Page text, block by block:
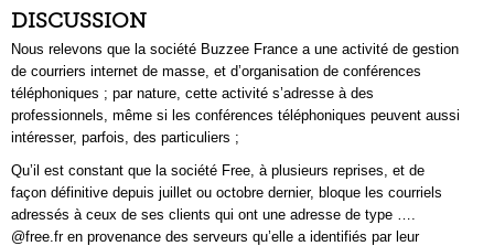
DISCUSSION
Nous relevons que la société Buzzee France a une activité de gestion
de courriers internet de masse, et d’organisation de conférences
téléphoniques ; par nature, cette activité s’adresse à des
professionnels, même si les conférences téléphoniques peuvent aussi
intéresser, parfois, des particuliers ;
Qu’il est constant que la société Free, à plusieurs reprises, et de
façon définitive depuis juillet ou octobre dernier, bloque les courriels
adressés à ceux de ses clients qui ont une adresse de type ….
@free.fr en provenance des serveurs qu’elle a identifiés par leur